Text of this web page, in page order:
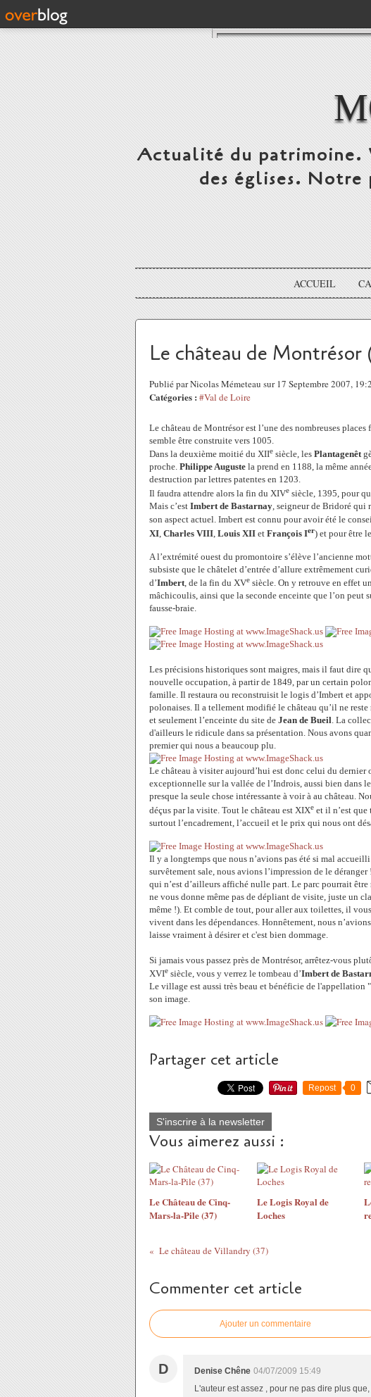
Actualité du patrimoine.
des églises. Notre
ACCUEIL
Le château de Montrésor
Publié par Nicolas Mémeteau sur 17 Septembre 2007,
Catégories : #Val de Loire
Le château de Montrésor est l’une des nombreuses places
semble être construite vers 1005.
Dans la deuxième moitié du XIIe siècle, les Plantagenêt
proche. Philippe Auguste la prend en 1188, la même
destruction par lettres patentes en 1203.
Il faudra attendre alors la fin du XIVe siècle, 1395, pour
Mais c’est Imbert de Bastarnay , seigneur de Bridoré
son aspect actuel. Imbert est connu pour avoir été le
XI Charles VIII Louis XII et François Ier) et pour être
A l’extrémité ouest du promontoire s’élève l’ancienne
subsiste que le châtelet d’entrée d’allure extrêmement
d’Imbert, de la fin du XVe siècle. On y retrouve en effet
mâchicoulis, ainsi que la seconde enceinte que l’on peut
fausse-braie.
Les précisions historiques sont maigres, mais il faut dire
nouvelle occupation, à partir de 1849, par un certain
famille. Il restaura ou reconstruisit le logis d’Imbert et
polonaises. Il a tellement modifié le château qu’il ne
et seulement l’enceinte du site de Jean de Bueil. La
d'ailleurs le ridicule dans sa présentation. Nous avons
premier qui nous a beaucoup plu.
Le château à visiter aujourd’hui est donc celui du dernier
exceptionnelle sur la vallée de l’Indrois, aussi bien dans
presque la seule chose intéressante à voir à au château.
déçus par la visite. Tout le château est XIXe et il n’est que
surtout l’encadrement, l’accueil et le prix qui nous ont
Il y a longtemps que nous n’avions pas été si mal
survêtement sale, nous avions l’impression de le
qui n’est d’ailleurs affiché nulle part. Le parc pourrait
ne vous donne même pas de dépliant de visite, juste un
même !). Et comble de tout, pour aller aux toilettes, il
vivent dans les dépendances. Honnêtement, nous
laisse vraiment à désirer et c'est bien dommage.
Si jamais vous passez près de Montrésor, arrêtez-vous
XVIe siècle, vous y verrez le tombeau d’Imbert de
Le village est aussi très beau et bénéficie de l'appellation
son image.
Partager cet article
Repost 0
S'inscrire à la newsletter
Vous aimerez aussi :
Le Château de Cinq-
Mars-la-Pile (37)
Le Logis Royal de
Loches
Le château de Villandry (37)
Commenter cet article
Ajouter un commentaire
D Denise Chêne 04/07/2009 15:49
L'auteur est assez , pour ne pas dire plus